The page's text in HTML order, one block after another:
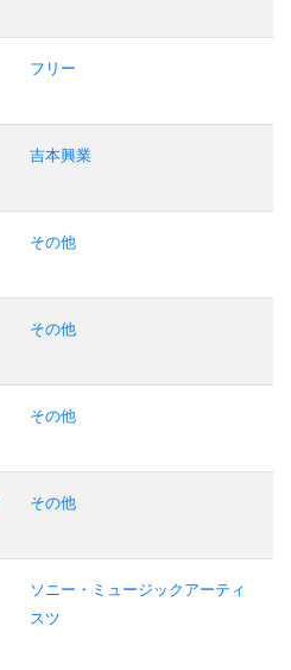
フリー
吉本興業
その他
その他
その他
その他
ソニー・ミュージックアーティ
スツ